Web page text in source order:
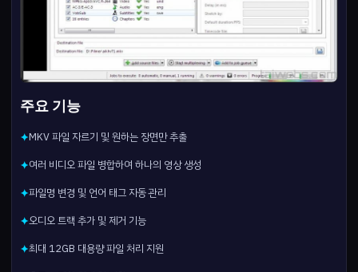
주요 기능
✦MKV 파일 자르기 및 원하는 장면만 추출
✦여러 비디오 파일 병합하여 하나의 영상 생성
✦파일명 변경 및 언어 태그 자동 관리
✦오디오 트랙 추가 및 제거 기능
✦최대 12GB 대용량 파일 처리 지원